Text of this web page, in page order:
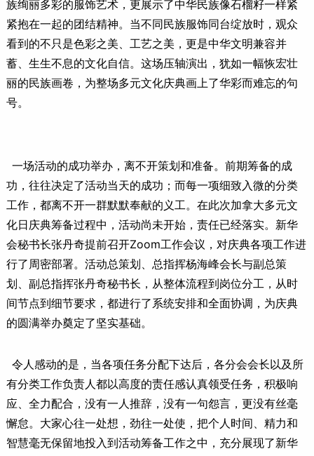
族绚丽多彩的服饰艺术，更展示了中华民族像石榴籽一样紧
紧抱在一起的团结精神。当不同民族服饰同台绽放时，观众
看到的不只是色彩之美、工艺之美，更是中华文明兼容并
蓄、生生不息的文化自信。这场压轴演出，犹如一幅恢宏壮
丽的民族画卷，为整场多元文化庆典画上了华彩而难忘的句
号。
一场活动的成功举办，离不开策划和准备。前期筹备的成
功，往往决定了活动当天的成功；而每一项细致入微的分类
工作，都离不开一群默默奉献的义工。在此次加拿大多元文
化日庆典筹备过程中，活动尚未开始，责任已经落实。新华
会秘书长张丹奇提前召开Zoom工作会议，对庆典各项工作进
行了周密部署。活动总策划、总指挥杨海峰会长与副总策
划、副总指挥张丹奇秘书长，从整体流程到岗位分工，从时
间节点到细节要求，都进行了系统安排和全面协调，为庆典
的圆满举办奠定了坚实基础。
令人感动的是，当各项任务分配下达后，各分会会长以及所
有分类工作负责人都以高度的责任感认真领受任务，积极响
应、全力配合，没有一人推辞，没有一句怨言，更没有丝毫
懈怠。大家心往一处想，劲往一处使，把个人时间、精力和
智慧毫无保留地投入到活动筹备工作之中，充分展现了新华